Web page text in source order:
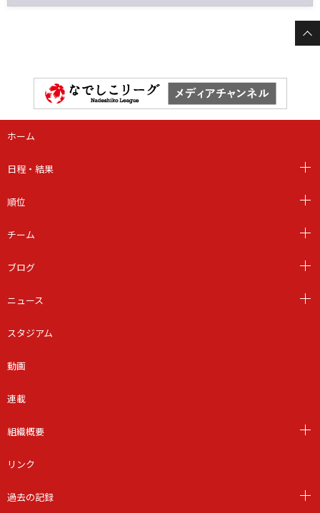
ホーム
日程・結果
順位
チーム
ブログ
ニュース
スタジアム
動画
連載
組織概要
リンク
過去の記録